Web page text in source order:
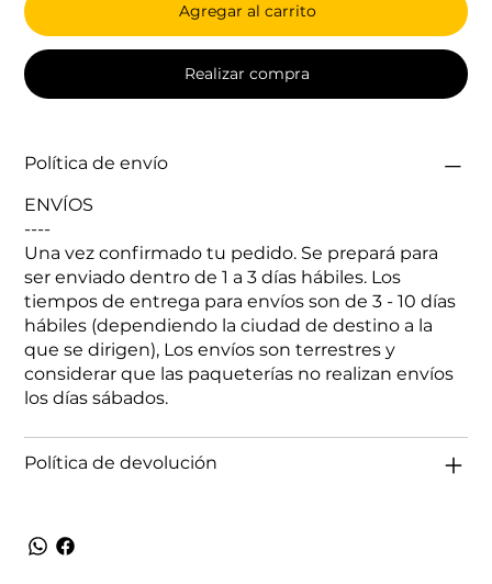
Agregar al carrito
Realizar compra
Política de envío
ENVÍOS
----
Una vez confirmado tu pedido. Se prepará para
ser enviado dentro de 1 a 3 días hábiles. Los
tiempos de entrega para envíos son de 3 - 10 días
hábiles (dependiendo la ciudad de destino a la
que se dirigen), Los envíos son terrestres y
considerar que las paqueterías no realizan envíos
los días sábados.
Política de devolución